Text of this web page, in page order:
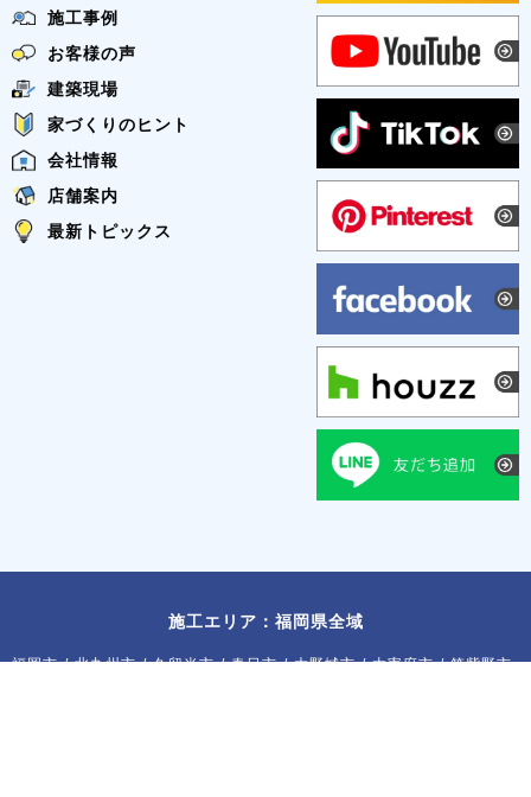
施工事例
お客様の声
建築現場
家づくりのヒント
会社情報
店舗案内
最新トピックス
施工エリア：福岡県全域
福岡市 / 北九州市 / 久留米市 / 春日市 / 大野城市 / 太宰府市 / 筑紫野市